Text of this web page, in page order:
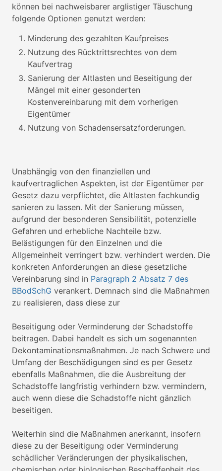
können bei nachweisbarer arglistiger Täuschung
folgende Optionen genutzt werden:
Minderung des gezahlten Kaufpreises
Nutzung des Rücktrittsrechtes von dem
Kaufvertrag
Sanierung der Altlasten und Beseitigung der
Mängel mit einer gesonderten
Kostenvereinbarung mit dem vorherigen
Eigentümer
Nutzung von Schadensersatzforderungen.
Unabhängig von den finanziellen und
kaufvertraglichen Aspekten, ist der Eigentümer per
Gesetz dazu verpflichtet, die Altlasten fachkundig
sanieren zu lassen. Mit der Sanierung müssen,
aufgrund der besonderen Sensibilität, potenzielle
Gefahren und erhebliche Nachteile bzw.
Belästigungen für den Einzelnen und die
Allgemeinheit verringert bzw. verhindert werden. Die
konkreten Anforderungen an diese gesetzliche
Vereinbarung sind in Paragraph 2 Absatz 7 des
BBodSchG verankert. Demnach sind die Maßnahmen
zu realisieren, dass diese zur
Beseitigung oder Verminderung der Schadstoffe
beitragen. Dabei handelt es sich um sogenannten
Dekontaminationsmaßnahmen. Je nach Schwere und
Umfang der Beschädigungen sind es per Gesetz
ebenfalls Maßnahmen, die die Ausbreitung der
Schadstoffe langfristig verhindern bzw. vermindern,
auch wenn diese die Schadstoffe nicht gänzlich
beseitigen.
Weiterhin sind die Maßnahmen anerkannt, insofern
diese zu der Beseitigung oder Verminderung
schädlicher Veränderungen der physikalischen,